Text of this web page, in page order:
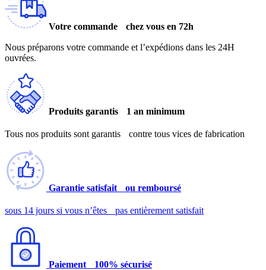
Votre commande chez vous en 72h
Nous préparons votre commande et l’expédions dans les 24H
ouvrées.
Produits garantis 1 an minimum
Tous nos produits sont garantis contre tous vices de fabrication
Garantie satisfait ou remboursé
sous 14 jours si vous n’êtes pas entièrement satisfait
Paiement 100% sécurisé